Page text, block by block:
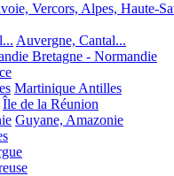
Vercors, Alpes, Haute-
Auvergne, Cantal...
Bretagne - Normandie
Martinique Antilles
Île de la Réunion
Guyane, Amazonie